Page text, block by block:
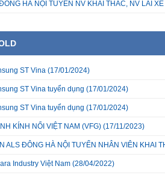
HÀ NỘI TUYỂN NV KHAI THÁC, NV LÁI
ST Vina (17/01/2024)
ST Vina tuyển dụng (17/01/2024)
ST Vina tuyển dụng (17/01/2024)
KÍNH NỔI VIỆT NAM (VFG) (17/11/2023)
ALS ĐÔNG HÀ NỘI TUYỂN NHÂN VIÊN KHAI
Industry Việt Nam (28/04/2022)